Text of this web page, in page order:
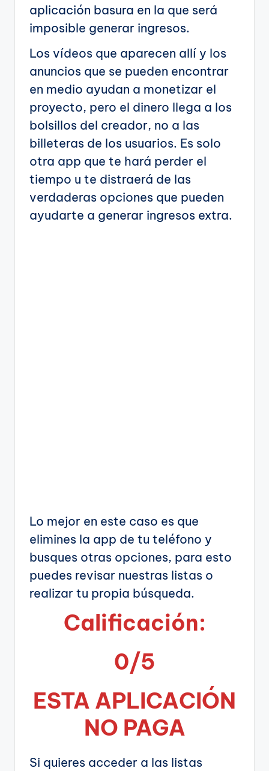
aplicación basura en la que será
imposible generar ingresos.
Los vídeos que aparecen allí y los
anuncios que se pueden encontrar
en medio ayudan a monetizar el
proyecto, pero el dinero llega a los
bolsillos del creador, no a las
billeteras de los usuarios. Es solo
otra app que te hará perder el
tiempo u te distraerá de las
verdaderas opciones que pueden
ayudarte a generar ingresos extra.
Lo mejor en este caso es que
elimines la app de tu teléfono y
busques otras opciones, para esto
puedes revisar nuestras listas o
realizar tu propia búsqueda.
Calificación:
0/5
ESTA APLICACIÓN
NO PAGA
Si quieres acceder a las listas